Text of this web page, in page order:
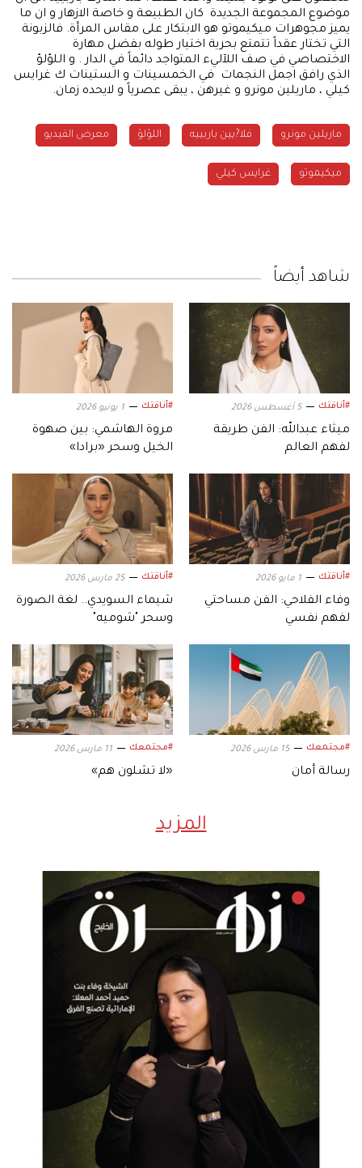
موضوع المجموعة الجديدة كان الطبيعة و خاصة الازهار و ان ما
يميز مجوهرات ميكيموتو هو الابتكار على مقاس المرأة. فالزبونة
التي تختار عقداً تتمتع بحرية اختيار طوله بفضل مهارة
الاختصاصي في صف اللآليء المتواجد دائماً في الدار . و اللؤلؤ
الذي رافق اجمل النجمات في الخمسينات و الستينات ك غرايس
كيلي ، ماريلين مونرو و غيرهن ، يبقى عصرياً و لايحده زمان.
ماريلين مونرو فلا?يين باربييه اللؤلؤ معرض الفيديو
ميكيموتو غرايس كيلي
شاهد أيضاً
#أناقتك 5 أغسطس 2026
ميثاء عبدالله: الفن طريقة
لفهم العالم
#أناقتك 1 يونيو 2026
مروة الهاشمي: بين صهوة
الخيل وسحر «برادا»
#أناقتك 1 مايو 2026
وفاء الفلاحي: الفن مساحتي
لفهم نفسي
#أناقتك 25 مارس 2026
شيماء السويدي.. لغة الصورة
وسحر "شوميه"
#مجتمعك 15 مارس 2026
رسالة أمان
#مجتمعك 11 مارس 2026
«لا تشلون هم»
المزيد